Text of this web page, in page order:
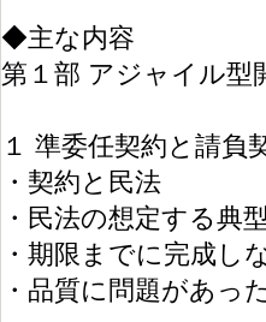
◆主な内容
第１部 アジャイル型
１ 準委任契約と請負
・契約と民法
・民法の想定する典
・期限までに完成し
・品質に問題があっ